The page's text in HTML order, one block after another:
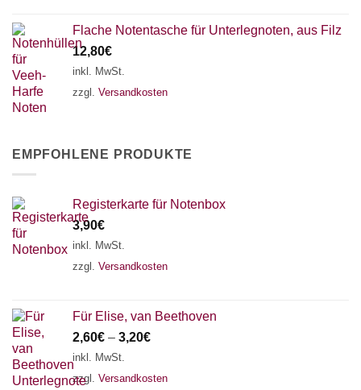
Flache Notentasche für Unterlegnoten, aus Filz
12,80€
inkl. MwSt.
zzgl. Versandkosten
EMPFOHLENE PRODUKTE
Registerkarte für Notenbox
3,90€
inkl. MwSt.
zzgl. Versandkosten
Für Elise, van Beethoven
2,60€ – 3,20€
inkl. MwSt.
zzgl. Versandkosten